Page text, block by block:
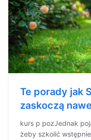
Te porady jak
zaskoczą
kurs p pozJednak
żeby szkolić